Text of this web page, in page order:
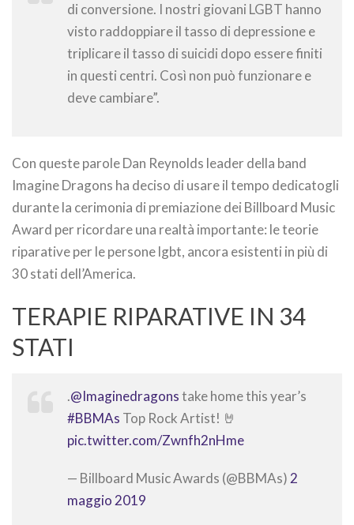
di conversione. I nostri giovani LGBT hanno
visto raddoppiare il tasso di depressione e
triplicare il tasso di suicidi dopo essere finiti
in questi centri. Così non può funzionare e
deve cambiare”.
Con queste parole Dan Reynolds leader della band
Imagine Dragons ha deciso di usare il tempo dedicatogli
durante la cerimonia di premiazione dei Billboard Music
Award per ricordare una realtà importante: le teorie
riparative per le persone lgbt, ancora esistenti in più di
30 stati dell’America.
TERAPIE RIPARATIVE IN 34
STATI
.@Imaginedragonstake home this year’s
#BBMAs Top Rock Artist! 🤘
pic.twitter.com/Zwnfh2nHme
— Billboard Music Awards (@BBMAs) 2
maggio 2019